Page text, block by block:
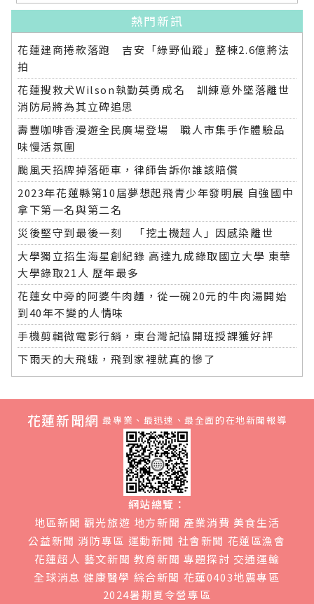
熱門新訊
花蓮建商捲款落跑 吉安「綠野仙蹤」整棟2.6億將法
拍
花蓮搜救犬Wilson執勤英勇成名 訓練意外墜落離世
消防局將為其立碑追思
壽豐咖啡香漫遊全民廣場登場 職人市集手作體驗品
味慢活氛圍
颱風天招牌掉落砸車，律師告訴你誰該賠償
2023年花蓮縣第10屆夢想起飛青少年發明展 自強國中
拿下第一名與第二名
災後堅守到最後一刻 「挖土機超人」因感染離世
大學獨立招生海星創紀錄 高達九成錄取國立大學 東華
大學錄取21人 歷年最多
花蓮女中旁的阿婆牛肉麵，從一碗20元的牛肉湯開始
到40年不變的人情味
手機剪輯微電影行銷，東台灣記協開班授課獲好評
下雨天的大飛蛾，飛到家裡就真的慘了
花蓮新聞網 最專業、最迅速、最全面的在地新聞報導
網站總覽：
地區新聞 觀光旅遊 地方新聞 產業消費 美食生活
公益新聞 消防專區 運動新聞 社會新聞 花蓮區漁會
花蓮超人 藝文新聞 教育新聞 專題探討 交通運輸
全球消息 健康醫學 綜合新聞 花蓮0403地震專區
2024暑期夏令營專區